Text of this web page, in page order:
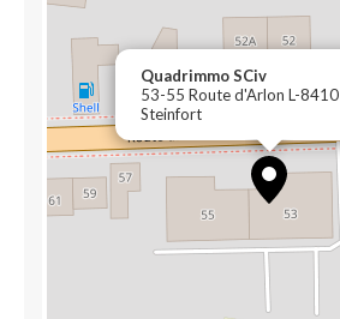
Quadrimmo SCiv
53-55 Route d'Arlon L-8410
Steinfort